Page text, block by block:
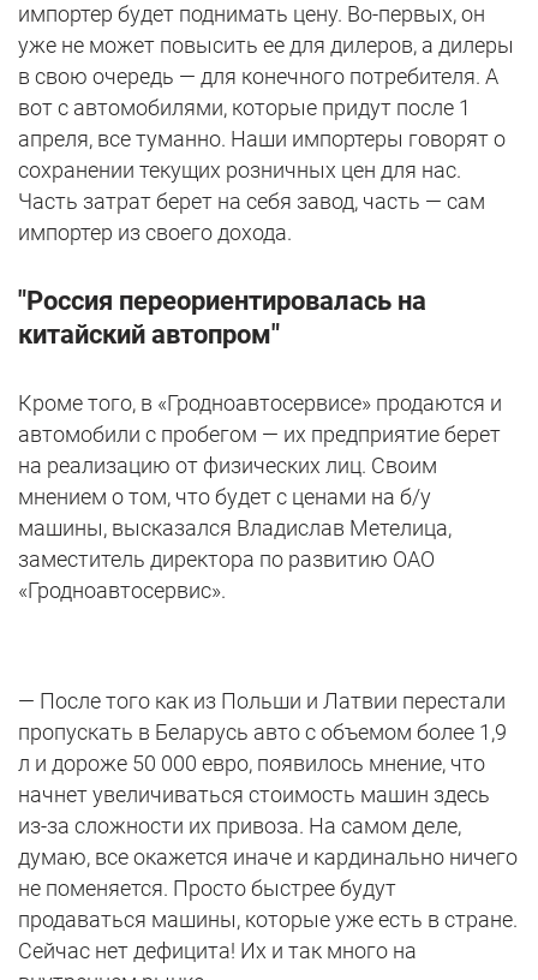
импортер будет поднимать цену. Во-первых, он
уже не может повысить ее для дилеров, а дилеры
в свою очередь — для конечного потребителя. А
вот с автомобилями, которые придут после 1
апреля, все туманно. Наши импортеры говорят о
сохранении текущих розничных цен для нас.
Часть затрат берет на себя завод, часть — сам
импортер из своего дохода.
"Россия переориентировалась на
китайский автопром"
Кроме того, в «Гродноавтосервисе» продаются и
автомобили с пробегом — их предприятие берет
на реализацию от физических лиц. Своим
мнением о том, что будет с ценами на б/у
машины, высказался Владислав Метелица,
заместитель директора по развитию ОАО
«Гродноавтосервис».
— После того как из Польши и Латвии перестали
пропускать в Беларусь авто с объемом более 1,9
л и дороже 50 000 евро, появилось мнение, что
начнет увеличиваться стоимость машин здесь
из-за сложности их привоза. На самом деле,
думаю, все окажется иначе и кардинально ничего
не поменяется. Просто быстрее будут
продаваться машины, которые уже есть в стране.
Сейчас нет дефицита! Их и так много на